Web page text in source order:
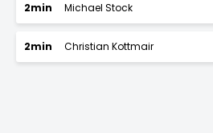
2min Michael Stock
2min Christian Kottmair